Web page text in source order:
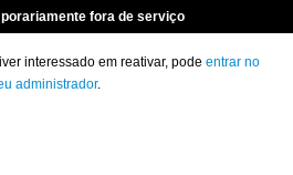
fora de serviço
interessado em reativar, pode entrar no
administrador.